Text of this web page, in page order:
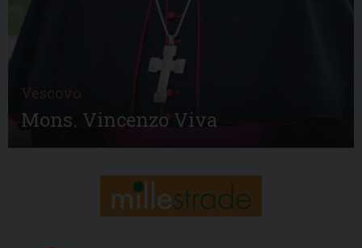
Vescovo
Mons. Vincenzo Viva